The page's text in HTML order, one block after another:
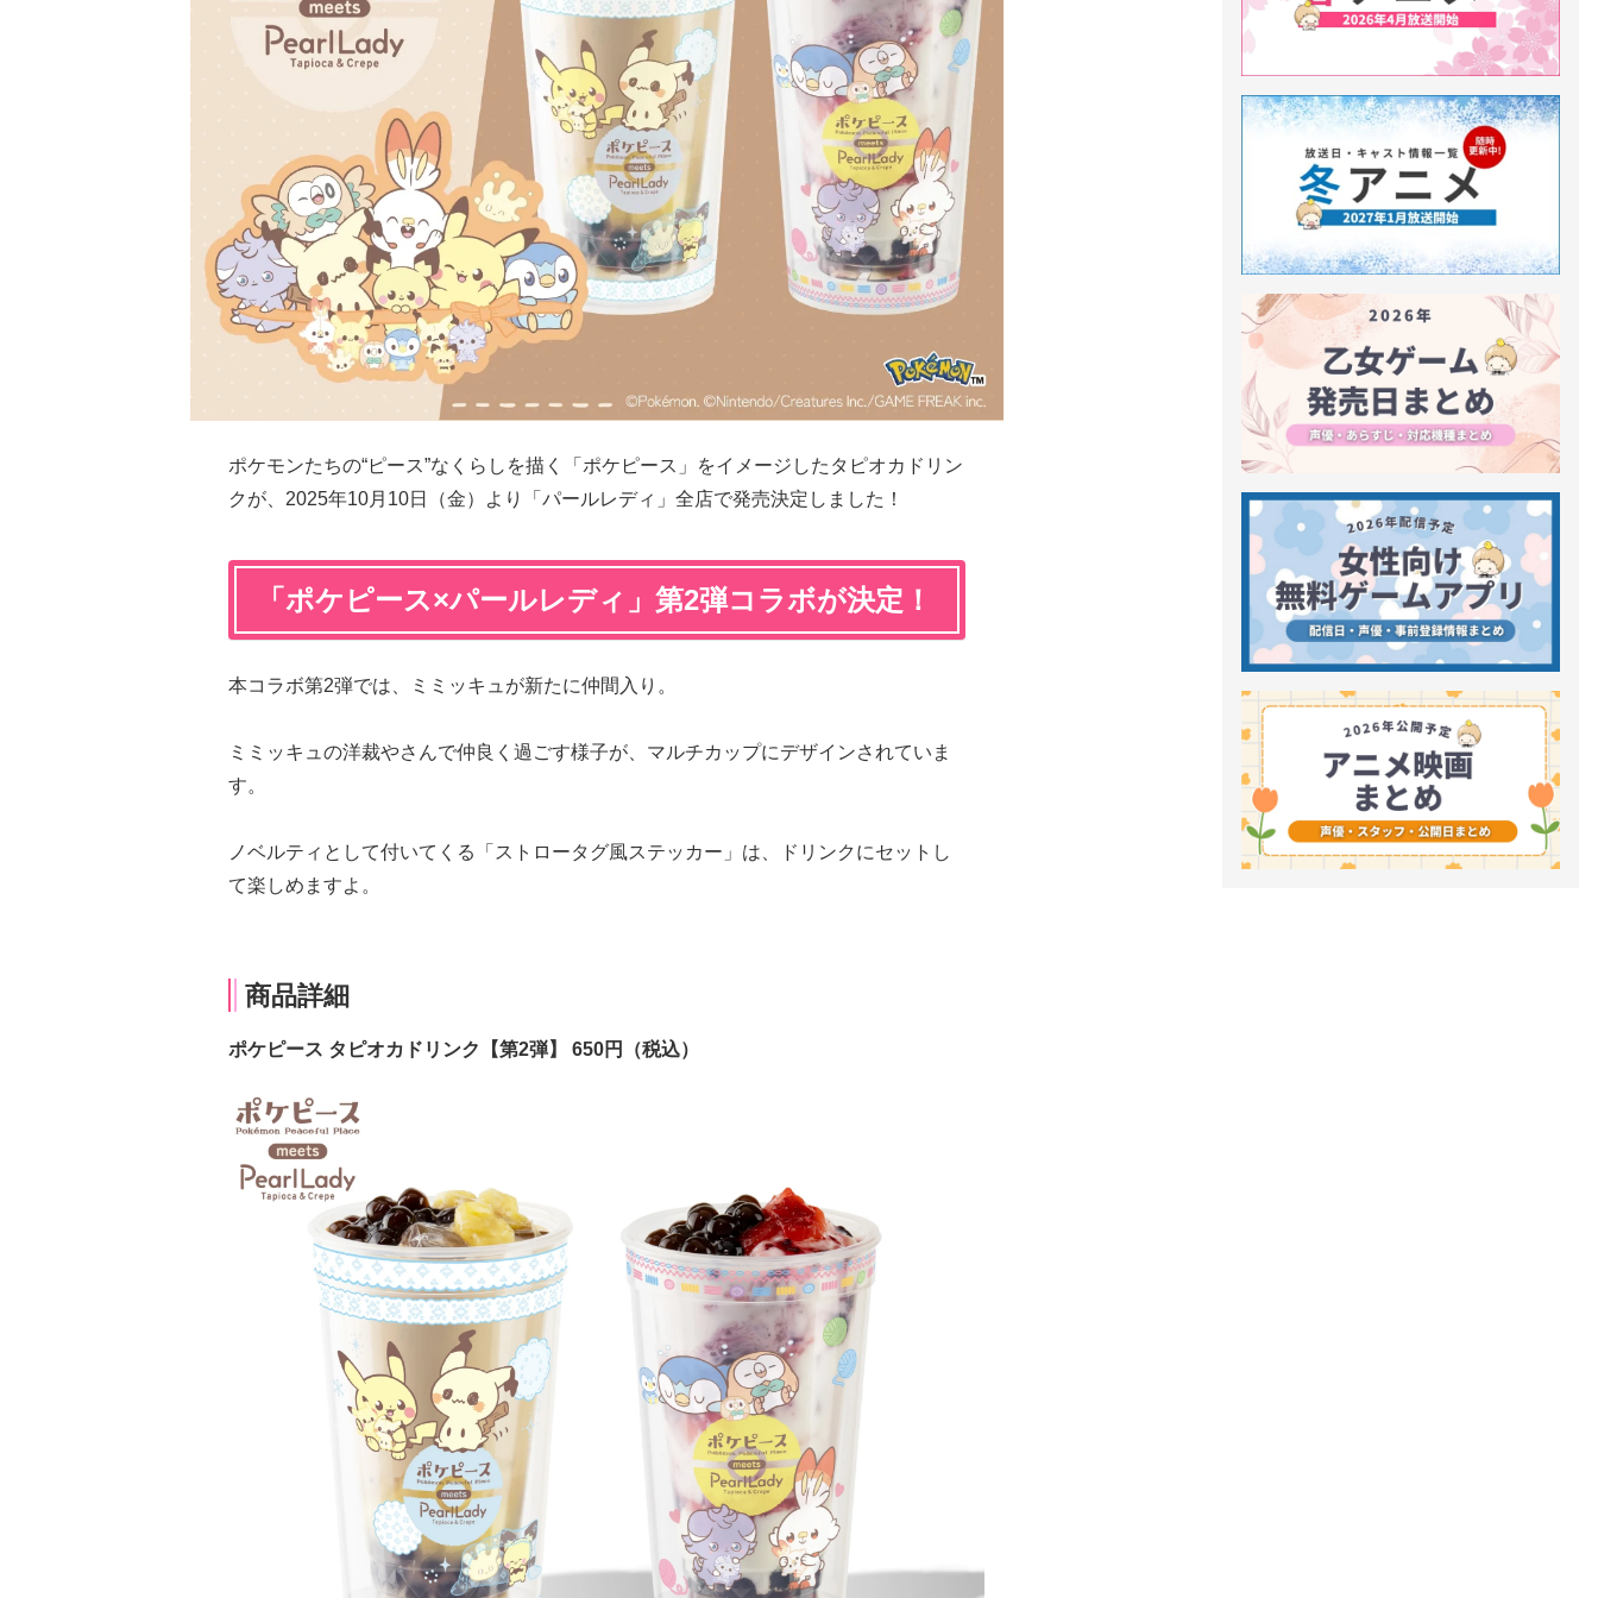
ポケモンたちの“ピース”なくらしを描く「ポケピース」をイメージしたタピオカドリン
クが、2025年10月10日（金）より「パールレディ」全店で発売決定しました！
「ポケピース×パールレディ」第2弾コラボが決定！
本コラボ第2弾では、ミミッキュが新たに仲間入り。
ミミッキュの洋裁やさんで仲良く過ごす様子が、マルチカップにデザインされていま
す。
ノベルティとして付いてくる「ストロータグ風ステッカー」は、ドリンクにセットし
て楽しめますよ。
商品詳細
ポケピース タピオカドリンク【第2弾】 650円（税込）